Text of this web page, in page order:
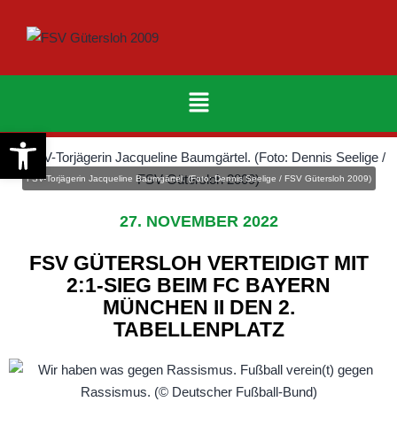
FSV-Torjägerin Jacqueline Baumgärtel. (Foto: Dennis Seelige / FSV Gütersloh 2009)
27. NOVEMBER 2022
FSV GÜTERSLOH VERTEIDIGT MIT
2:1-SIEG BEIM FC BAYERN
MÜNCHEN II DEN 2.
TABELLENPLATZ
Werkzeugleiste öffnen